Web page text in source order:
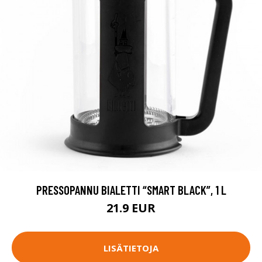
PRESSOPANNU BIALETTI “SMART BLACK”, 1 L
21.9 EUR
LISÄTIETOJA